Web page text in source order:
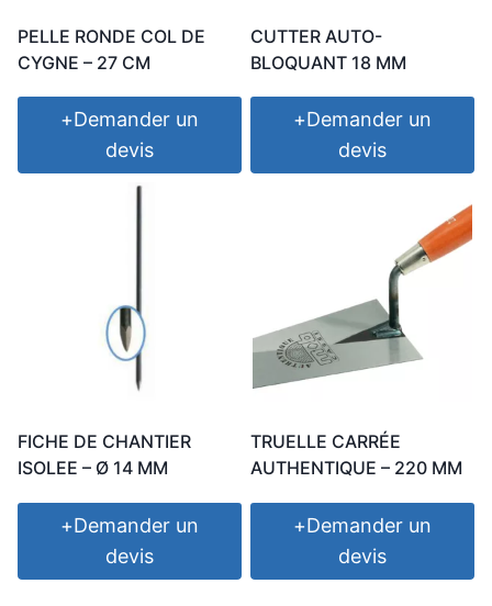
PELLE RONDE COL DE
CYGNE – 27 CM
+Demander un
devis
CUTTER AUTO-
BLOQUANT 18 MM
+Demander un
devis
FICHE DE CHANTIER
ISOLEE – Ø 14 MM
+Demander un
devis
TRUELLE CARRÉE
AUTHENTIQUE – 220 MM
+Demander un
devis